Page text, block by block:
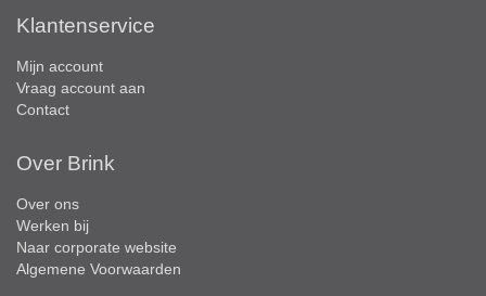
Klantenservice
Mijn account
Vraag account aan
Contact
Over Brink
Over ons
Werken bij
Naar corporate website
Algemene Voorwaarden